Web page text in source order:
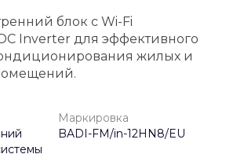
блок с Wi-Fi
Inverter для эффективного
жилых и
Маркировка
BADI-FM/in-12HN8/EU